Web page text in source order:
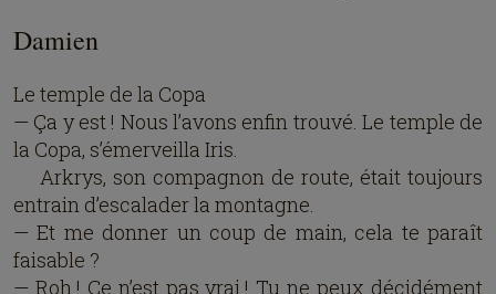
Damien
Le temple de la Copa
— Ça y est ! Nous l’avons enfin trouvé. Le temple de
la Copa, s’émerveilla Iris.
Arkrys, son compagnon de route, était toujours
entrain d’escalader la montagne.
— Et me donner un coup de main, cela te paraît
faisable ?
— Roh ! Ce n’est pas vrai ! Tu ne peux décidément